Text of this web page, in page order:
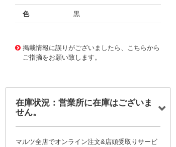
色 黒
掲載情報に誤りがございましたら、こちらから
ご指摘をお願い致します。
在庫状況：営業所に在庫はございま
せん。
マルツ全店でオンライン注文&店頭受取りサービ